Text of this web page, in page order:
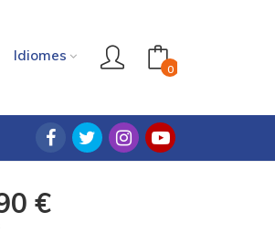
Idiomes
0
€